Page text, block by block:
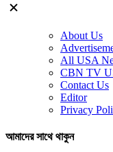
About Us
All USA
CBN TV
Contact Us
Editor
Privacy
আমাদের সাথে থাকুন